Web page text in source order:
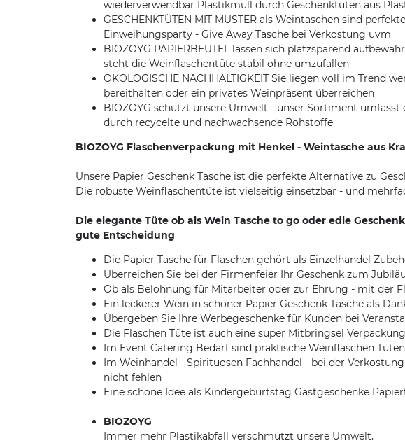
wiederverwendbar Plastikmüll durch Geschenktüten aus
GESCHENKTÜTEN MIT MUSTER als Weintaschen sind
Einweihungsparty - Give Away Tasche bei Verkostung uvm
BIOZOYG PAPIERBEUTEL lassen sich platzsparend
steht die Weinflaschentüte stabil ohne umzufallen
ÖKOLOGISCHE NACHHALTIGKEIT Sie liegen voll im Trend
bereithalten oder ein privates Weinpräsent überreichen
BIOZOYG schützt unsere Umwelt - unser Sortiment
durch recycelte und nachwachsende Rohstoffe
BIOZOYG Flaschenverpackung mit Henkel - Weintasche aus
Unsere Papier Geschenk Tasche ist die perfekte Alternative zu
Die robuste Weinflaschentüte ist vielseitig einsetzbar - und
Die elegante Tüte ob als Wein Tasche to go oder edle
gute Entscheidung
Die Papier Tasche für Flaschen gehört als Einzelhandel
Überreichen Sie bei der Firmenfeier Ihr Geschenk zum
Ob als Belohnung für Mitarbeiter oder zur Ehrung - mit der
Ein leckerer Wein in schöner Papier Geschenk Tasche als
Übergeben Sie Ihre Werbegeschenke für Kunden bei
Die Flaschen Tüte ist auch eine super Mitbringsel
Im Event Catering Bedarf sind praktische Weinflaschen
Im Weinhandel - Spirituosen Fachhandel - bei der
nicht fehlen
Eine schöne Idee als Kindergeburtstag Gastgeschenke
BIOZOYG
Immer mehr Plastikabfall verschmutzt unsere Umwelt.